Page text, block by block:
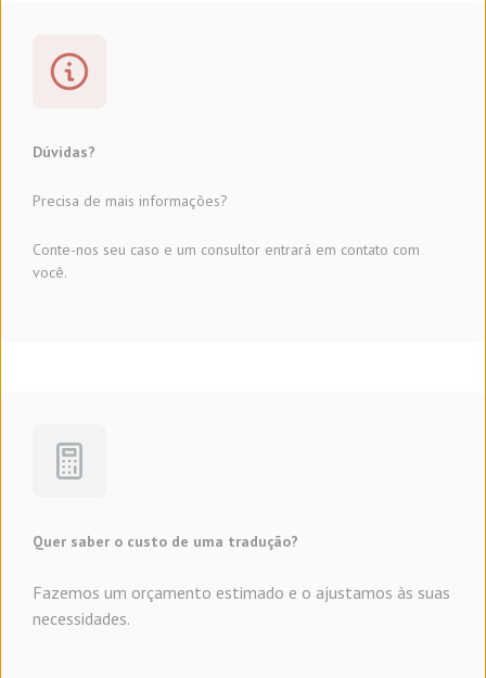
Dúvidas?
Precisa de mais informações?
Conte-nos seu caso e um consultor entrará em contato com
você.
Quer saber o custo de uma tradução?
Fazemos um orçamento estimado e o ajustamos às suas
necessidades.